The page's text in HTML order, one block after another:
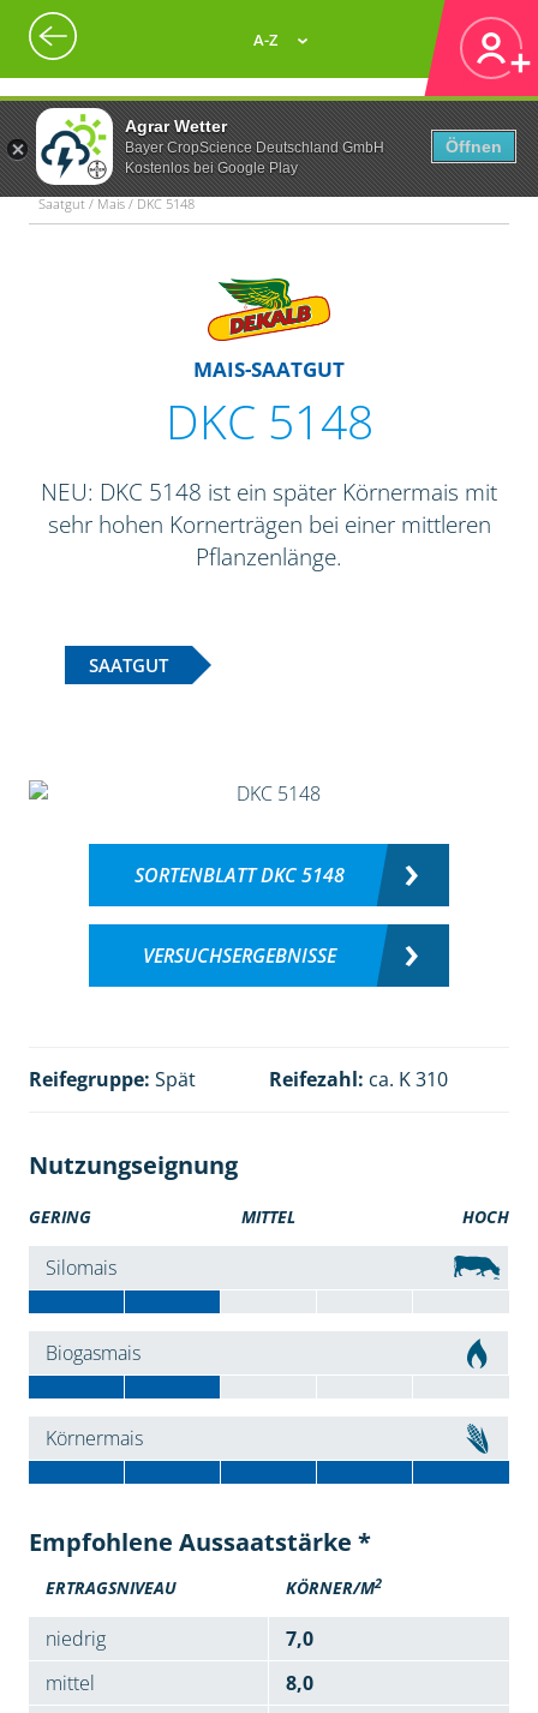
Agrar Wetter
Bayer CropScience Deutschland GmbH
Kostenlos bei Google Play
Öffnen
A-Z
Saatgut / Mais / DKC 5148
MAIS-SAATGUT
DKC 5148
NEU: DKC 5148 ist ein später Körnermais mit
sehr hohen Kornerträgen bei einer mittleren
Pflanzenlänge.
SAATGUT
SORTENBLATT DKC 5148
VERSUCHSERGEBNISSE
Reifegruppe: Spät Reifezahl: ca. K 310
Nutzungseignung
GERING MITTEL HOCH
Silomais
Biogasmais
Körnermais
Empfohlene Aussaatstärke *
ERTRAGSNIVEAU KÖRNER/M2
niedrig
7,0
mittel
8,0